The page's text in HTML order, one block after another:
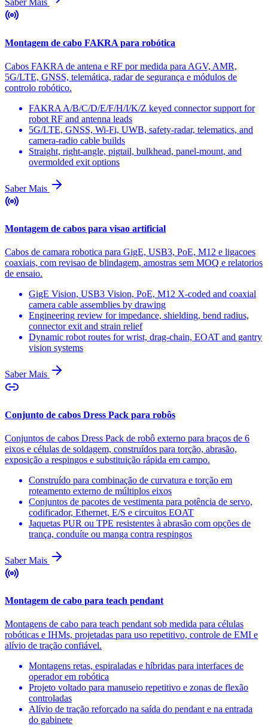
Saber Mais
Montagem de cabo FAKRA para robótica
Cabos FAKRA de antena e RF por medida para AGV, AMR,
5G/LTE, GNSS, telemática, radar de segurança e módulos de
controlo robótico.
FAKRA A/B/C/D/E/F/H/I/K/Z keyed connector support for
robot RF and antenna leads
5G/LTE, GNSS, Wi-Fi, UWB, safety-radar, telematics, and
camera-radio cable builds
Straight, right-angle, pigtail, bulkhead, panel-mount, and
overmolded exit options
Saber Mais
Montagem de cabos para visao artificial
Cabos de camara robotica para GigE, USB3, PoE, M12 e ligacoes
coaxiais, com revisao de blindagem, amostras sem MOQ e relatorios
de ensaio.
GigE Vision, USB3 Vision, PoE, M12 X-coded and coaxial
camera cable assemblies by drawing
Engineering review for impedance, shielding, bend radius,
connector exit and strain relief
Dynamic robot routes for wrist, drag-chain, EOAT and gantry
vision systems
Saber Mais
Conjunto de cabos Dress Pack para robôs
Conjuntos de cabos Dress Pack de robô externo para braços de 6
eixos e células de soldagem, construídos para torção, abrasão,
exposição a respingos e substituição rápida em campo.
Construído para combinação de curvatura e torção em
roteamento externo de múltiplos eixos
Conjuntos de pacotes de vestimenta para potência de servo,
codificador, Ethernet, E/S e circuitos EOAT
Jaquetas PUR ou TPE resistentes à abrasão com opções de
trança, conduíte ou manga contra respingos
Saber Mais
Montagem de cabo para teach pendant
Montagens de cabo para teach pendant sob medida para células
robóticas e IHMs, projetadas para uso repetitivo, controle de EMI e
alívio de tração confiável.
Montagens retas, espiraladas e híbridas para interfaces de
operador em robótica
Projeto voltado para manuseio repetitivo e zonas de flexão
controladas
Alívio de tração reforçado na saída do pendant e na entrada
do gabinete